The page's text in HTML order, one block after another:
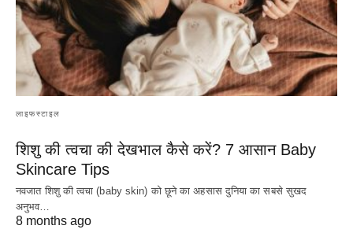
लाइफस्टाइल
शिशु की त्वचा की देखभाल कैसे करें? 7 आसान Baby
Skincare Tips
नवजात शिशु की त्वचा (baby skin) को छूने का अहसास दुनिया का सबसे सुखद
अनुभव…
8 months ago